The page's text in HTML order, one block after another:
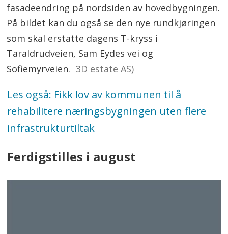
fasadeendring på nordsiden av hovedbygningen.
På bildet kan du også se den nye rundkjøringen
som skal erstatte dagens T-kryss i
Taraldrudveien, Sam Eydes vei og
Sofiemyrveien. 3D estate AS)
Les også: Fikk lov av kommunen til å
rehabilitere næringsbygningen uten flere
infrastrukturtiltak
Ferdigstilles i august